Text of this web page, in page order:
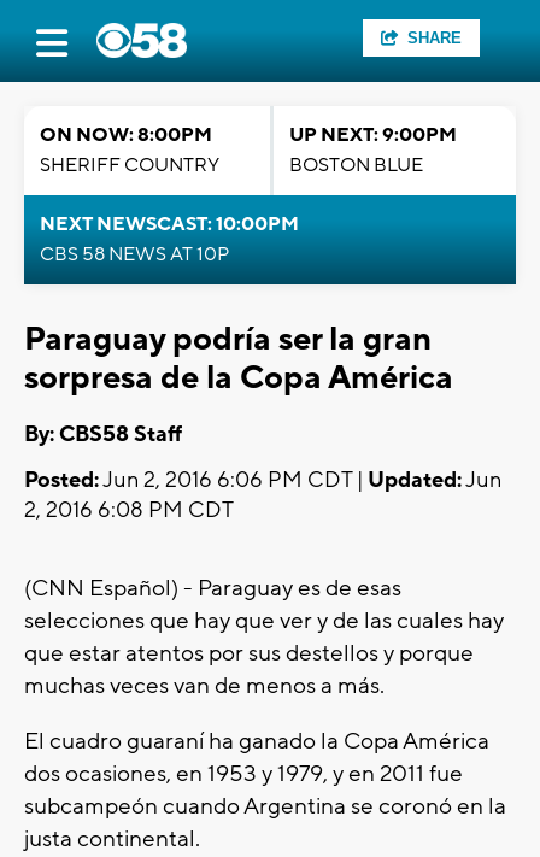
SHARE
ON NOW: 8:00PM
SHERIFF COUNTRY
UP NEXT: 9:00PM
BOSTON BLUE
NEXT NEWSCAST: 10:00PM
CBS 58 NEWS AT 10P
Paraguay podría ser la gran
sorpresa de la Copa América
By: CBS58 Staff
Posted:Jun 2, 2016 6:06 PM CDT | Updated:Jun
2, 2016 6:08 PM CDT
(CNN Español) - Paraguay es de esas
selecciones que hay que ver y de las cuales hay
que estar atentos por sus destellos y porque
muchas veces van de menos a más.
El cuadro guaraní ha ganado la Copa América
dos ocasiones, en 1953 y 1979, y en 2011 fue
subcampeón cuando Argentina se coronó en la
justa continental.